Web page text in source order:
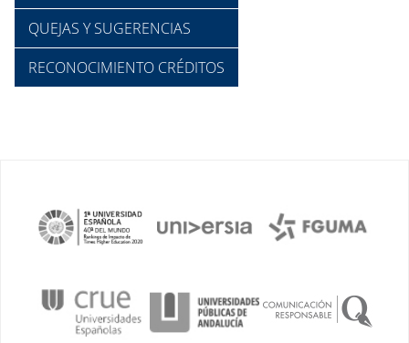
QUEJAS Y SUGERENCIAS
RECONOCIMIENTO CRÉDITOS